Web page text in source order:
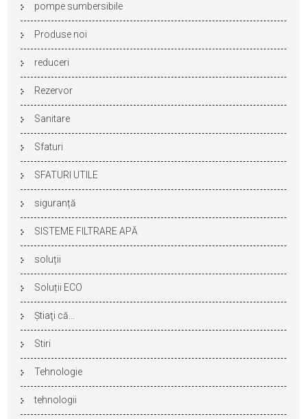
pompe sumbersibile
Produse noi
reduceri
Rezervor
Sanitare
Sfaturi
SFATURI UTILE
siguranță
SISTEME FILTRARE APĂ
soluții
Soluții ECO
Ştiaţi că…
Stiri
Tehnologie
tehnologii